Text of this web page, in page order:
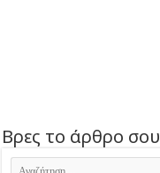
Βρες το άρθρο σου